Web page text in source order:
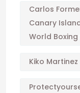
Carlos
Canary
World Boxing
Kiko Martinez